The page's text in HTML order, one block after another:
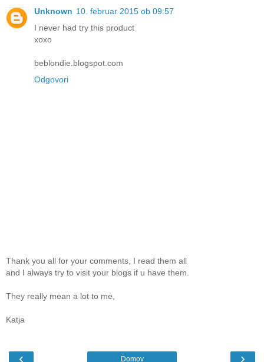
Unknown 10. februar 2015 ob 09:57
I never had try this product
xoxo
beblondie.blogspot.com
Odgovori
Thank you all for your comments, I read them all
and I always try to visit your blogs if u have them.
They really mean a lot to me,
Katja
‹ ›
Domov